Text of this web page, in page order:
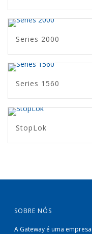
Series 2000
Series 1560
StopLok
SOBRE NÓS
A Gateway é uma